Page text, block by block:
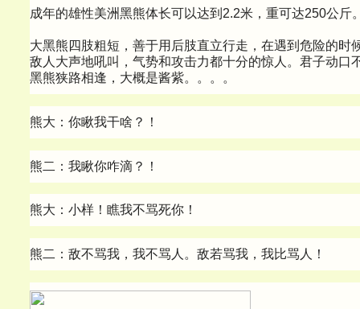
成年的雄性美洲黑熊体长可以达到2.2米，重可达250公斤
大黑熊四肢粗短，善于用后肢直立行走，在遇到危险的时
敌人大声地吼叫，气势和攻击力都十分的惊人。君子动口
黑熊狭路相逢，大概是酱紫。。。。
熊大：你瞅我干啥？！
熊二：我瞅你咋滴？！
熊大：小样！瞧我不骂死你！
熊二：敌不骂我，我不骂人。敌若骂我，我比骂人！